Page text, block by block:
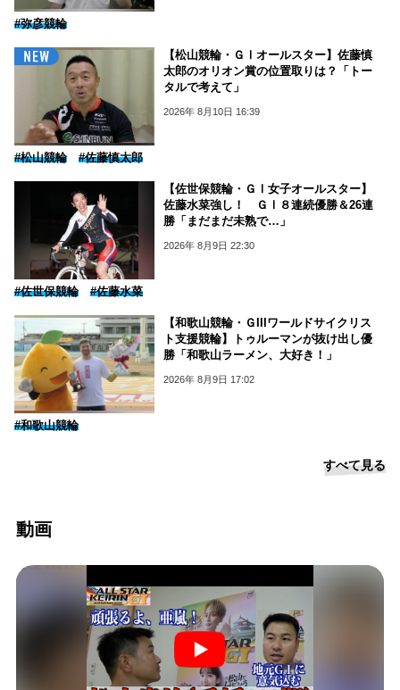
#弥彦競輪
【松山競輪・ＧⅠオールスター】佐藤慎
太郎のオリオン賞の位置取りは？「トー
タルで考えて」
2026年 8月10日 16:39
#松山競輪 #佐藤慎太郎
【佐世保競輪・ＧⅠ女子オールスター】
佐藤水菜強し！ ＧⅠ８連続優勝＆26連
勝「まだまだ未熟で…」
2026年 8月9日 22:30
#佐世保競輪 #佐藤水菜
【和歌山競輪・ＧIIIワールドサイクリス
ト支援競輪】トゥルーマンが抜け出し優
勝「和歌山ラーメン、大好き！」
2026年 8月9日 17:02
#和歌山競輪
すべて見る
動画